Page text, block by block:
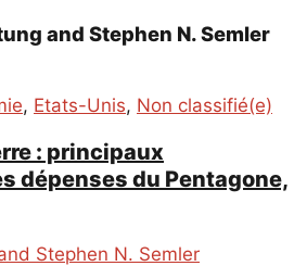
and Stephen N. Semler
, Etats-Unis, Non classifié(e)
: principaux
dépenses du Pentagone,
Stephen N. Semler